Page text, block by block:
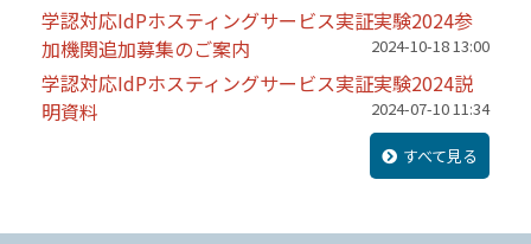
学認対応IdPホスティングサービス実証実験2024参
加機関追加募集のご案内
2024-10-18 13:00
学認対応IdPホスティングサービス実証実験2024説
明資料
2024-07-10 11:34
すべて見る